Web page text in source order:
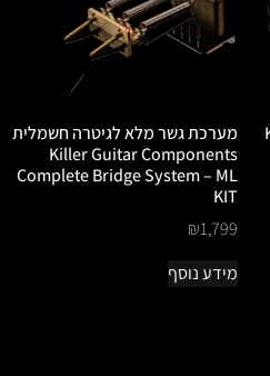
מערכת גשר מלא לגיטרה חשמלית
Killer Guitar Components
Complete Bridge System – ML
KIT
₪1,799
מידע נוסף